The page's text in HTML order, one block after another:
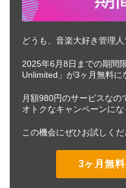
どうも、音楽大好き管理人
2025年6月8日までの期間
Unlimited」が3ヶ月無料に
月額980円のサービスなの
オトクなキャンペーンにな
この機会にぜひお試しくだ
3ヶ月無